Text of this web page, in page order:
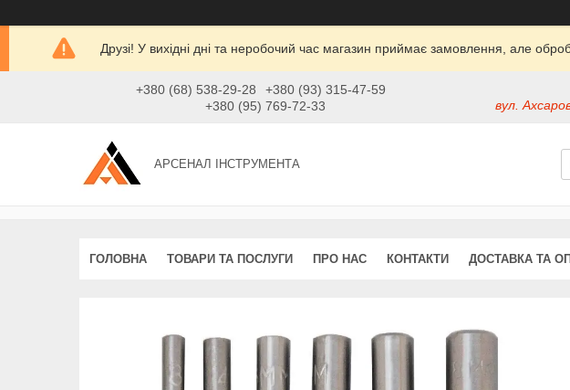
Друзі! У вихідні дні та неробочий час магазин приймає замовлення, але
+380 (68) 538-29-28
+380 (93) 315-47-59
+380 (95) 769-72-33
вул.
АРСЕНАЛ ІНСТРУМЕНТА
ГОЛОВНА ТОВАРИ ТА ПОСЛУГИ ПРО НАС КОНТАКТИ ДОСТАВКА ТА